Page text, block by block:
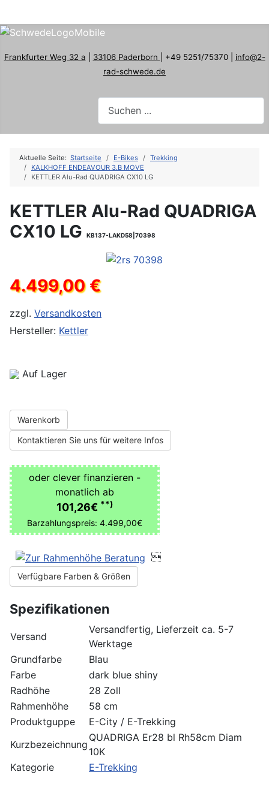
Frankfurter Weg 32 a 33106 Paderborn | +49 5251/75370 | info@2-
rad-schwede.de
Aktuelle Seite: Startseite E-Bikes
Trekking
KALKHOFF ENDEAVOUR 3.B MOVE
KETTLER Alu-Rad QUADRIGA CX10 LG
KETTLER Alu-Rad QUADRIGA
CX10 LG
KB137-LAKD58|70398
4.499,00 €
zzgl. Versandkosten
Hersteller: Kettler
Auf Lager
Warenkorb
Kontaktieren Sie uns für weitere Infos
oder clever finanzieren -
monatlich ab
101,26€ **)
Barzahlungspreis: 4.499,00€

Verfügbare Farben & Größen
Spezifikationen
Versand
Versandfertig, Lieferzeit ca. 5-7
Werktage
Grundfarbe
Blau
Farbe
dark blue shiny
Radhöhe
28 Zoll
Rahmenhöhe
58 cm
Produktguppe
E-City / E-Trekking
Kurzbezeichnung
QUADRIGA Er28 bl Rh58cm Diam
10K
Kategorie
E-Trekking